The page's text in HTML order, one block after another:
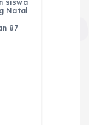
a
re
siswa
Natal
87